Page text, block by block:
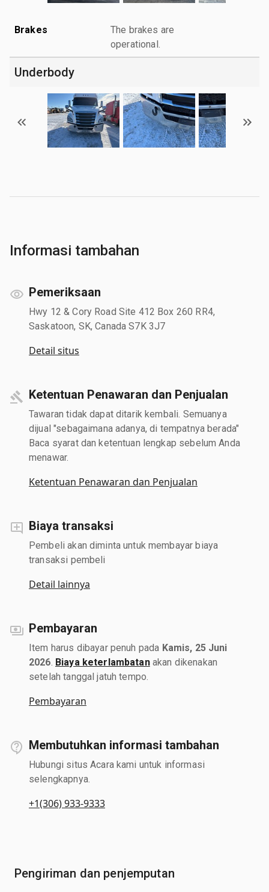
Brakes
The brakes are
operational.
Underbody
Informasi tambahan
Pemeriksaan
Hwy 12 & Cory Road Site 412 Box 260 RR4,
Saskatoon, SK, Canada S7K 3J7
Detail situs
Ketentuan Penawaran dan Penjualan
Tawaran tidak dapat ditarik kembali. Semuanya
dijual "sebagaimana adanya, di tempatnya berada"
Baca syarat dan ketentuan lengkap sebelum Anda
menawar.
Ketentuan Penawaran dan Penjualan
Biaya transaksi
Pembeli akan diminta untuk membayar biaya
transaksi pembeli
Detail lainnya
Pembayaran
Item harus dibayar penuh pada Kamis, 25 Juni
2026 Biaya keterlambatanakan dikenakan
setelah tanggal jatuh tempo.
Pembayaran
Membutuhkan informasi tambahan
Hubungi situs Acara kami untuk informasi
selengkapnya.
+1(306) 933-9333
Pengiriman dan penjemputan